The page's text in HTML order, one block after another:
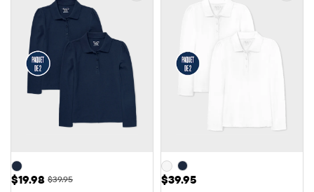
Prix ​​de vente: $19.98
$19.98 Prix ​​d'origine: $39.95
$39.95 Prix: $39.95
$39.95